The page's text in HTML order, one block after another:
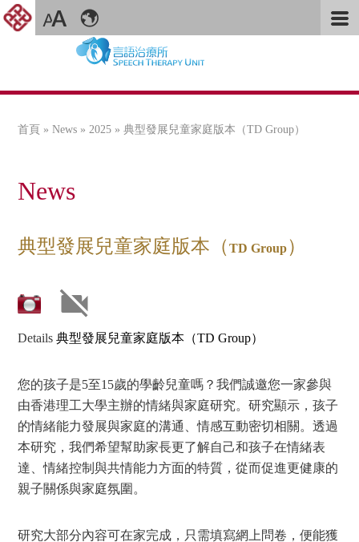
您在這裡
首頁 »News » 2025 » 典型發展兒童家庭版本（TD Group）
News
典型發展兒童家庭版本（TD Group ）
Details典型發展兒童家庭版本（TD Group）
您的孩子是5至15歲的學齡兒童嗎？我們誠邀您一家參與
由香港理工大學主辦的情緒與家庭研究。研究顯示，孩子
的情緒能力發展與家庭的溝通、情感互動密切相關。透過
本研究，我們希望幫助家長更了解自己和孩子在情緒表
達、情緒控制與共情能力方面的特質，從而促進更健康的
親子關係與家庭氛圍。
研究大部分內容可在家完成，只需填寫網上問卷，便能獲